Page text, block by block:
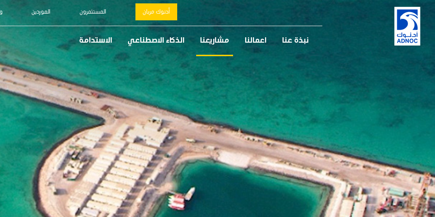
أدنوك مربان المستثمرون الموردين
نبذة عنا اعمالنا مشاريعنا الذكاء الاصطناعي الاستدامة